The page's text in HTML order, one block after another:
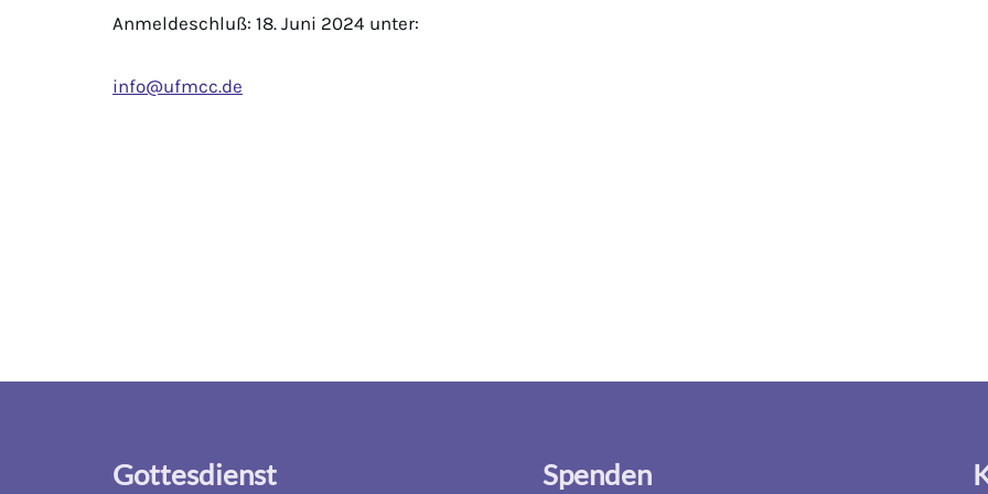
Anmeldeschluß: 18. Juni 2024 unter:
info@ufmcc.de
Gottesdienst Spenden